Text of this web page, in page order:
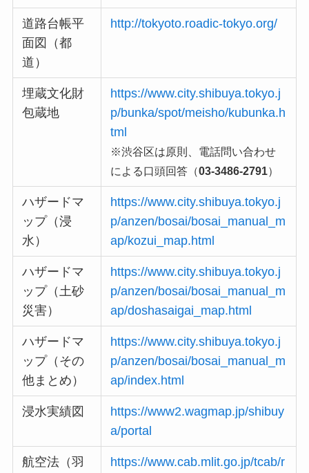
道路台帳平
面図（都
道）
http://tokyoto.roadic-tokyo.org/
埋蔵文化財
包蔵地
https://www.city.shibuya.tokyo.j
p/bunka/spot/meisho/kubunka.h
tml
※渋谷区は原則、電話問い合わせ
による口頭回答（03-3486-2791）
ハザードマ
ップ（浸
水）
https://www.city.shibuya.tokyo.j
p/anzen/bosai/bosai_manual_m
ap/kozui_map.html
ハザードマ
ップ（土砂
災害）
https://www.city.shibuya.tokyo.j
p/anzen/bosai/bosai_manual_m
ap/doshasaigai_map.html
ハザードマ
ップ（その
他まとめ）
https://www.city.shibuya.tokyo.j
p/anzen/bosai/bosai_manual_m
ap/index.html
浸水実績図
https://www2.wagmap.jp/shibuy
a/portal
航空法（羽
https://www.cab.mlit.go.jp/tcab/r